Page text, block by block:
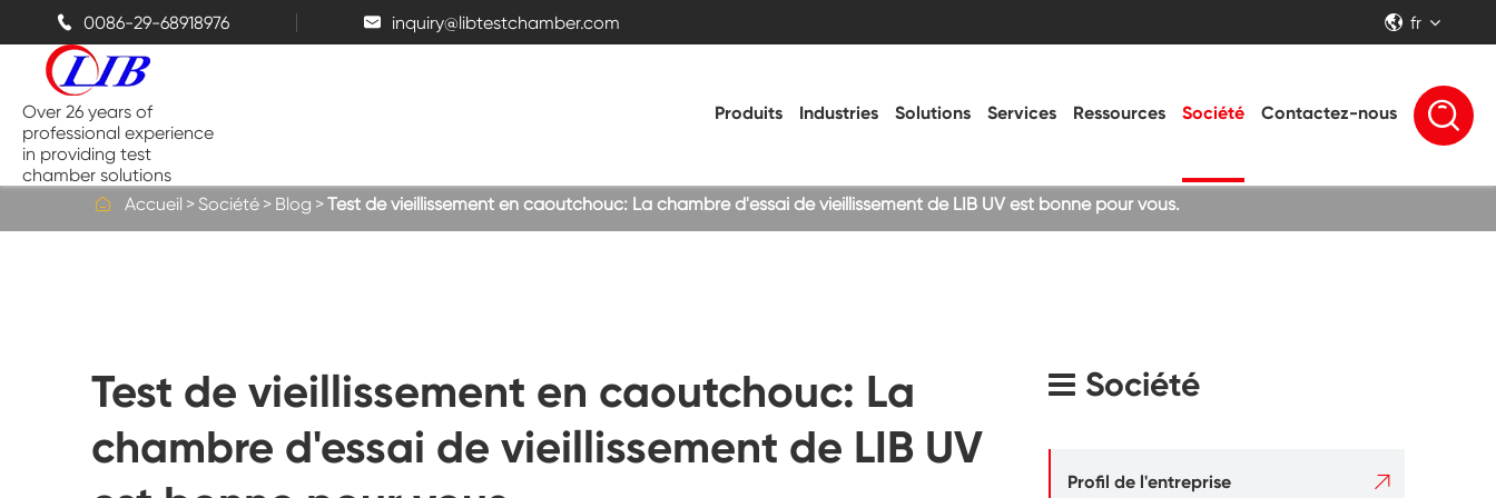
 0086-29-68918976  inquiry@libtestchamber.com  fr
Over 26 years of
professional experience
in providing test
chamber solutions
Produits
Chambres thermiques
Chambres de pulvérisation de sel
Chambre de vibration
Chambre d'essai haute basse température
Industries Solutions Services Ressources Société Contactez-nous 
 Accueil Société Blog Test de vieillissement en caoutchouc: La chambre d'essai de vieillissement de LIB UV est bonne pour vous.
Test de vieillissement en caoutchouc: La
chambre d'essai de vieillissement de LIB UV
Société
Profil de l'entreprise 